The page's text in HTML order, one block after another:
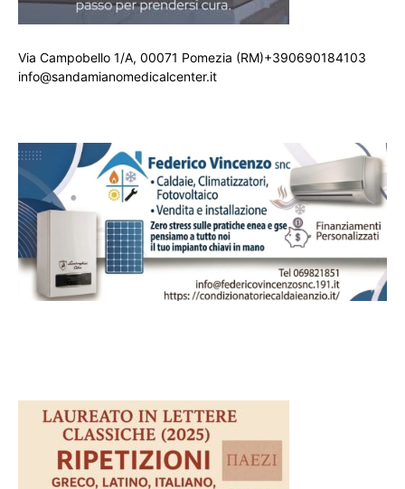
Via Campobello 1/A, 00071 Pomezia (RM)+390690184103
info@sandamianomedicalcenter.it